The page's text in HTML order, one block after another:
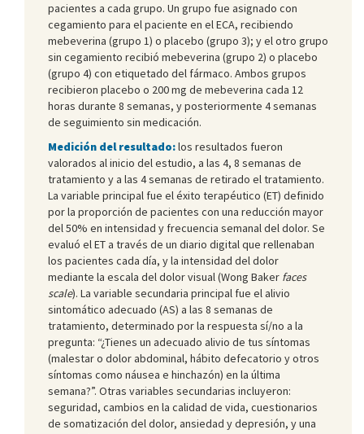
pacientes a cada grupo. Un grupo fue asignado con
cegamiento para el paciente en el ECA, recibiendo
mebeverina (grupo 1) o placebo (grupo 3); y el otro grupo
sin cegamiento recibió mebeverina (grupo 2) o placebo
(grupo 4) con etiquetado del fármaco. Ambos grupos
recibieron placebo o 200 mg de mebeverina cada 12
horas durante 8 semanas, y posteriormente 4 semanas
de seguimiento sin medicación.
Medición del resultado:los resultados fueron
valorados al inicio del estudio, a las 4, 8 semanas de
tratamiento y a las 4 semanas de retirado el tratamiento.
La variable principal fue el éxito terapéutico (ET) definido
por la proporción de pacientes con una reducción mayor
del 50% en intensidad y frecuencia semanal del dolor. Se
evaluó el ET a través de un diario digital que rellenaban
los pacientes cada día, y la intensidad del dolor
mediante la escala del dolor visual (Wong Baker faces
scale). La variable secundaria principal fue el alivio
sintomático adecuado (AS) a las 8 semanas de
tratamiento, determinado por la respuesta sí/no a la
pregunta: “¿Tienes un adecuado alivio de tus síntomas
(malestar o dolor abdominal, hábito defecatorio y otros
síntomas como náusea e hinchazón) en la última
semana?”. Otras variables secundarias incluyeron:
seguridad, cambios en la calidad de vida, cuestionarios
de somatización del dolor, ansiedad y depresión, y una